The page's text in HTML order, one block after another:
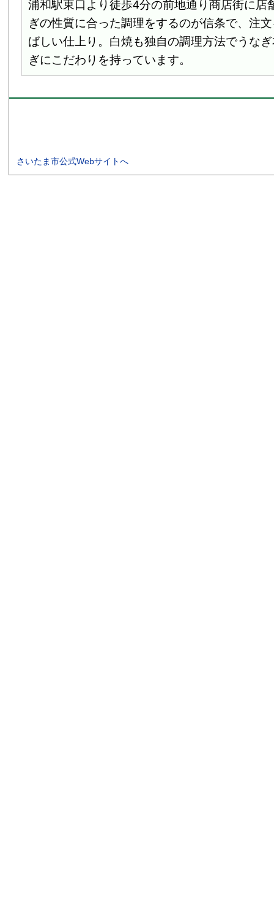
浦和駅東口より徒歩4分の前地通り商店街に
ぎの性質に合った調理をするのが信条で、注
ばしい仕上り。白焼も独自の調理方法でうな
ぎにこだわりを持っています。
さいたま市公式Webサイトへ